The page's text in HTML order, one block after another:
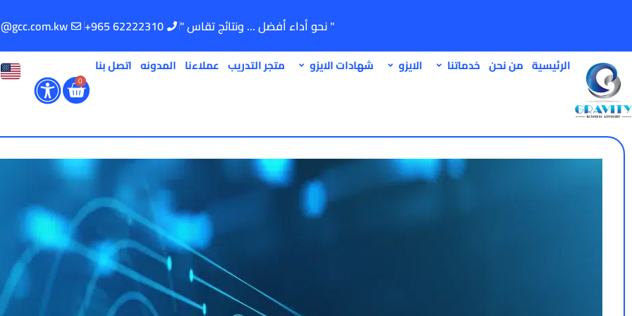
" نحو أداء أفضل ... ونتائج تقاس " 62222310 965+
الرئيسية من نحن خدماتنا الايزو شهادات الايزو متجر التدريب عملاءنا المدونه اتصل بنا
0